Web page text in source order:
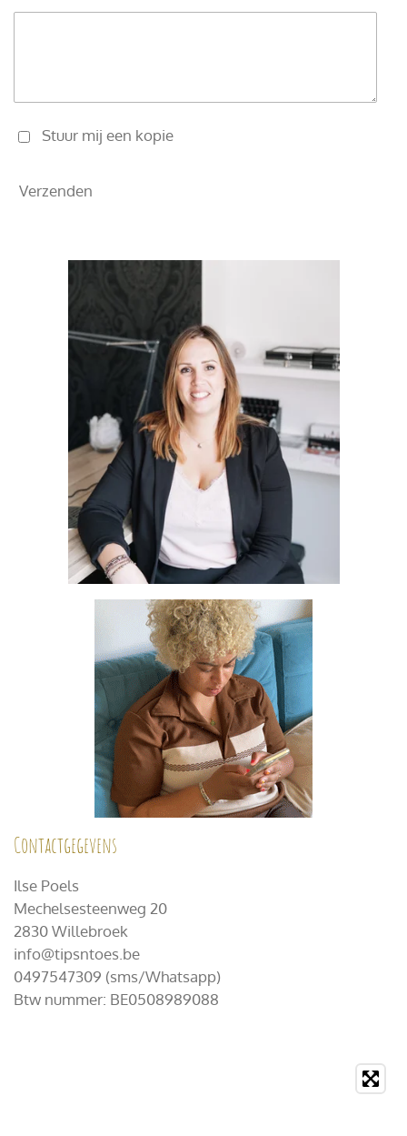
Stuur mij een kopie
Verzenden
Contactgegevens
Ilse Poels
Mechelsesteenweg 20
2830 Willebroek
info@tipsntoes.be
0497547309 (sms/Whatsapp)
Btw nummer: BE0508989088